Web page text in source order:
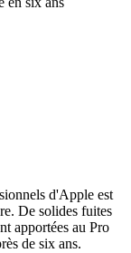
d'Apple est
De solides fuites
apportées au Pro
de six ans.